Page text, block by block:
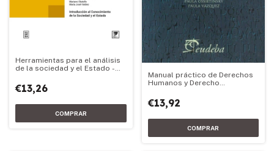
Herramientas para el análisis
de la sociedad y el Estado -
€13,26
Manual práctico de Derechos
Humanos y Derecho
€13,92